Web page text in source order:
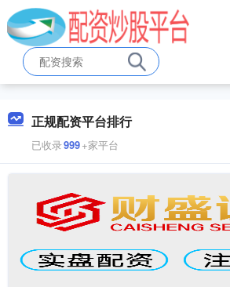
正规配资平台排行
已收录999+家平台